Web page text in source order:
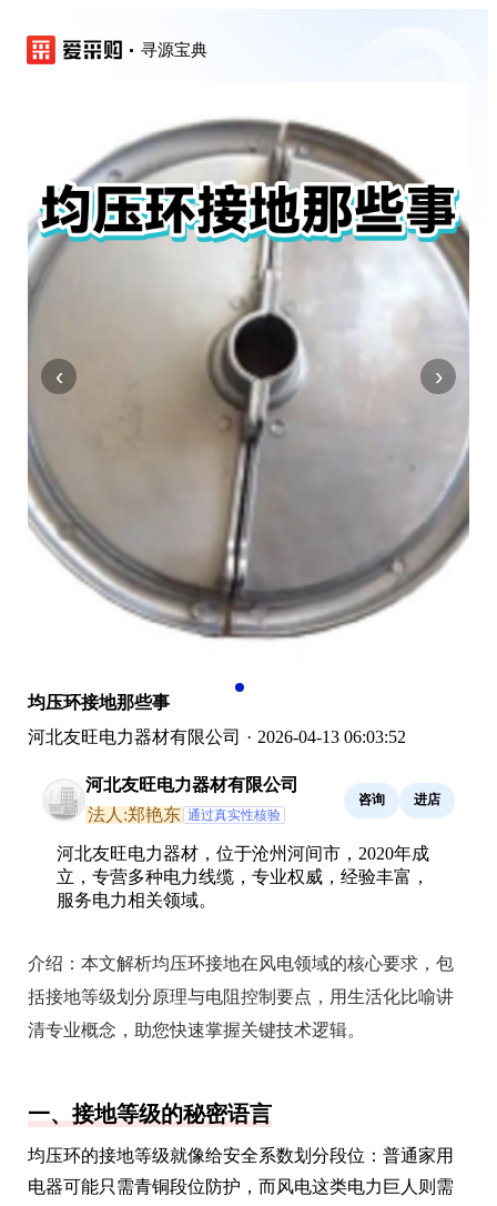
寻源宝典
‹ ›
均压环接地那些事
河北友旺电力器材有限公司 · 2026-04-13 06:03:52
河北友旺电力器材有限公司
法人:郑艳东 通过真实性核验
咨询 进店
河北友旺电力器材，位于沧州河间市，2020年成
立，专营多种电力线缆，专业权威，经验丰富，
服务电力相关领域。
介绍： 本文解析均压环接地在风电领域的核心要求，包
括接地等级划分原理与电阻控制要点，用生活化比喻讲
清专业概念，助您快速掌握关键技术逻辑。
一、接地等级的秘密语言
均压环的接地等级就像给安全系数划分段位：普通家用
电器可能只需青铜段位防护，而风电这类电力巨人则需